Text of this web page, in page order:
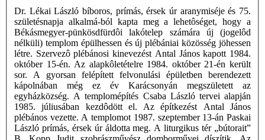
Dr. Lékai László bíboros, prímás, érsek úr aranymiséje és 75.
születésnapja alkalmá-ból kapta meg a lehetôséget, hogy a
Békásmegyer-pünkösdfürdôi lakótelep számára új (jogelôd
nélküli) templom épülhessen és új plébániai közösség jöhessen
létre. Szervezô plébánosi kinevezést Antal János kapott 1984.
október 15-én. Az alapkôletételre 1984. október 21-én került
sor. A gyorsan felépített felvonulási épületben berendezett
kápolnában még ez év Karácsonyán megszületett az
egyházközség. A templomépítés Csaba László tervei alapján
1985. júliusában kezdôdött el. Az építkezést Antal János
plébános vezette. A templomot 1987. szeptember 13-án Paskai
László prímás, érsek úr áldotta meg. A liturgikus tér „bútorait”